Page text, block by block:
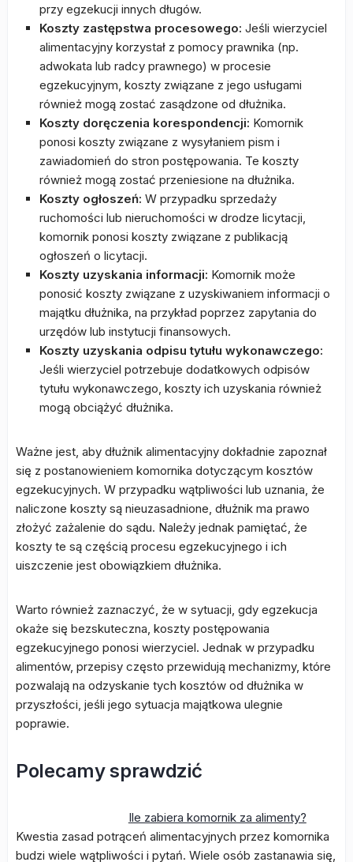
przy egzekucji innych długów.
Koszty zastępstwa procesowego: Jeśli wierzyciel
alimentacyjny korzystał z pomocy prawnika (np.
adwokata lub radcy prawnego) w procesie
egzekucyjnym, koszty związane z jego usługami
również mogą zostać zasądzone od dłużnika.
Koszty doręczenia korespondencji: Komornik
ponosi koszty związane z wysyłaniem pism i
zawiadomień do stron postępowania. Te koszty
również mogą zostać przeniesione na dłużnika.
Koszty ogłoszeń: W przypadku sprzedaży
ruchomości lub nieruchomości w drodze licytacji,
komornik ponosi koszty związane z publikacją
ogłoszeń o licytacji.
Koszty uzyskania informacji: Komornik może
ponosić koszty związane z uzyskiwaniem informacji o
majątku dłużnika, na przykład poprzez zapytania do
urzędów lub instytucji finansowych.
Koszty uzyskania odpisu tytułu wykonawczego:
Jeśli wierzyciel potrzebuje dodatkowych odpisów
tytułu wykonawczego, koszty ich uzyskania również
mogą obciążyć dłużnika.
Ważne jest, aby dłużnik alimentacyjny dokładnie zapoznał
się z postanowieniem komornika dotyczącym kosztów
egzekucyjnych. W przypadku wątpliwości lub uznania, że
naliczone koszty są nieuzasadnione, dłużnik ma prawo
złożyć zażalenie do sądu. Należy jednak pamiętać, że
koszty te są częścią procesu egzekucyjnego i ich
uiszczenie jest obowiązkiem dłużnika.
Warto również zaznaczyć, że w sytuacji, gdy egzekucja
okaże się bezskuteczna, koszty postępowania
egzekucyjnego ponosi wierzyciel. Jednak w przypadku
alimentów, przepisy często przewidują mechanizmy, które
pozwalają na odzyskanie tych kosztów od dłużnika w
przyszłości, jeśli jego sytuacja majątkowa ulegnie
poprawie.
Polecamy sprawdzić
Ile zabiera komornik za alimenty?
Kwestia zasad potrąceń alimentacyjnych przez komornika
budzi wiele wątpliwości i pytań. Wiele osób zastanawia się,